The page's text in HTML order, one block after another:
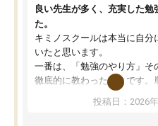
良い先生が多く、充実した勉
た。
キミノスクールは本当に自分
いたと思います。
一番は、「勉強のやり方」そ
徹底的に教わったことです。
を詰め込むのではなく、自学
慣が身につくよう並走してく
投稿日：2026